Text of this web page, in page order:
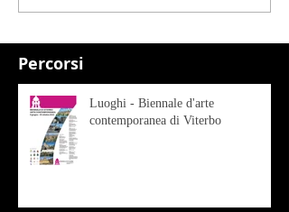
Percorsi
Luoghi - Biennale d'arte
contemporanea di Viterbo